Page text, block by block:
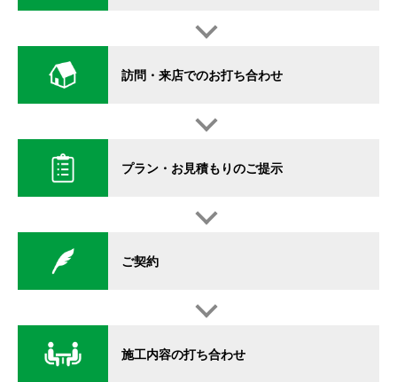
訪問・来店でのお打ち合わせ
プラン・お見積もりのご提示
ご契約
施工内容の打ち合わせ